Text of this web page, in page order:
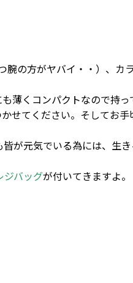
の方がヤバイ・・）、カ
くコンパクトなので持
せてください。そしてお手
が元気でいる為には、生き
ジバッグが付いてきますよ。